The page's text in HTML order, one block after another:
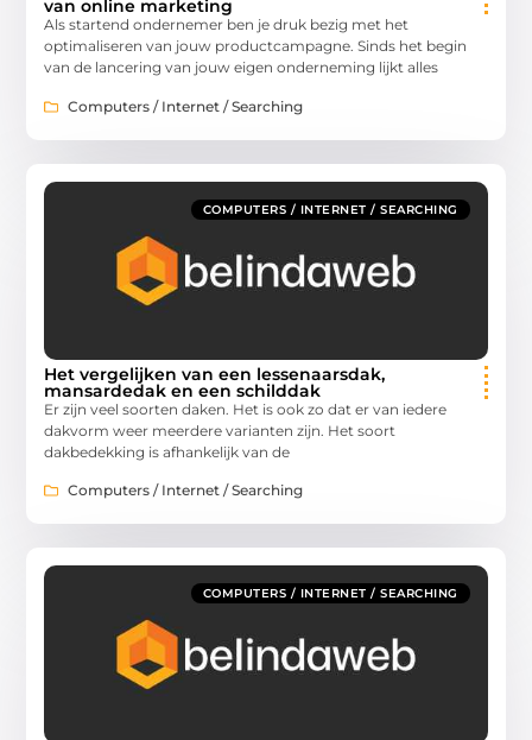
van online marketing
Als startend ondernemer ben je druk bezig met het
optimaliseren van jouw productcampagne. Sinds het begin
van de lancering van jouw eigen onderneming lijkt alles
Computers / Internet / Searching
COMPUTERS / INTERNET / SEARCHING
Het vergelijken van een lessenaarsdak,
mansardedak en een schilddak
Er zijn veel soorten daken. Het is ook zo dat er van iedere
dakvorm weer meerdere varianten zijn. Het soort
dakbedekking is afhankelijk van de
Computers / Internet / Searching
COMPUTERS / INTERNET / SEARCHING